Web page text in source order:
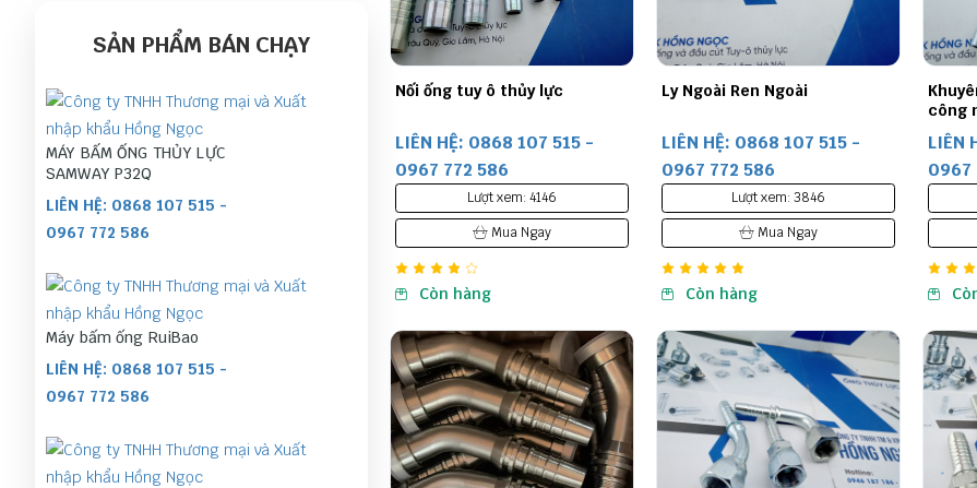
Nối ống tuy ô thủy lực
LIÊN HỆ: 0868 107 515 -
0967 772 586
Lượt xem: 4146
Mua Ngay
Còn hàng
Ly Ngoài Ren Ngoài
LIÊN HỆ: 0868 107 515 -
0967 772 586
Lượt xem: 3846
Mua Ngay
Còn hàng
công
LIÊN
0967
SẢN PHẨM BÁN CHẠY
MÁY BẤM ỐNG THỦY LỰC
SAMWAY P32Q
LIÊN HỆ: 0868 107 515 -
0967 772 586
Máy bấm ống RuiBao
LIÊN HỆ: 0868 107 515 -
0967 772 586